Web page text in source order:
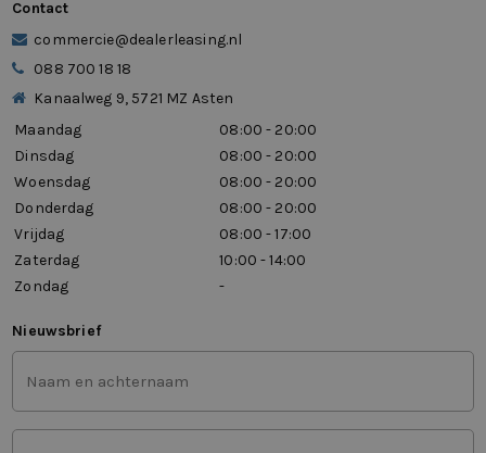
Contact
commercie@dealerleasing.nl
088 700 18 18
Kanaalweg 9, 5721 MZ Asten
Maandag
08:00 - 20:00
Dinsdag
08:00 - 20:00
Woensdag
08:00 - 20:00
Donderdag
08:00 - 20:00
Vrijdag
08:00 - 17:00
Zaterdag
10:00 - 14:00
Zondag
-
Nieuwsbrief
Voor-
en
achternaam
(Vereist)
Mailadres